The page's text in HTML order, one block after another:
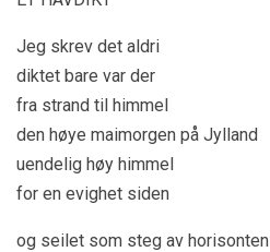
Jeg skrev det aldri
diktet bare var der
fra strand til himmel
den høye maimorgen på Jylland
uendelig høy himmel
for en evighet siden
og seilet som steg av horisonten